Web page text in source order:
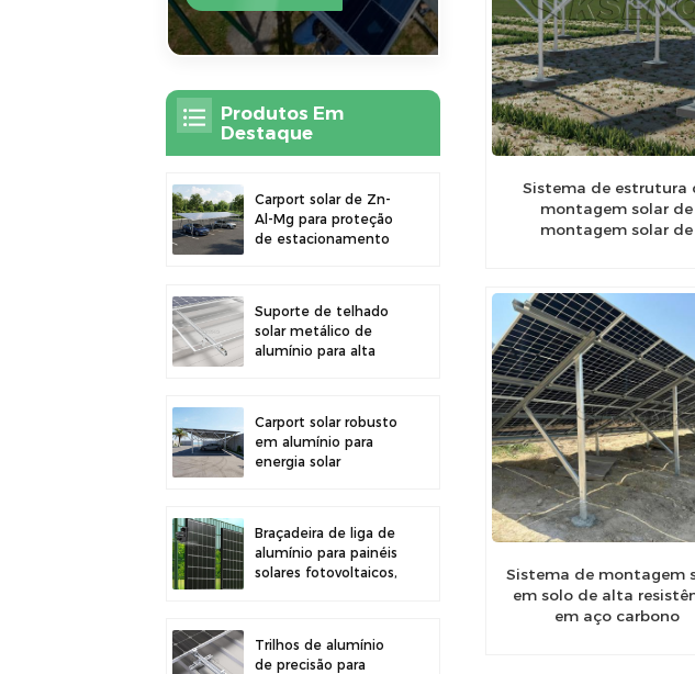
Sistema de estrutura
montagem solar de
montagem solar de
Sistema de montagem
em solo de alta
em aço carbono
Produtos Em
Destaque
Carport solar de Zn-
Al-Mg para proteção
de estacionamento
Suporte de telhado
solar metálico de
alumínio para alta
Carport solar robusto
em alumínio para
energia solar
Braçadeira de liga de
alumínio para painéis
solares fotovoltaicos,
Trilhos de alumínio
de precisão para